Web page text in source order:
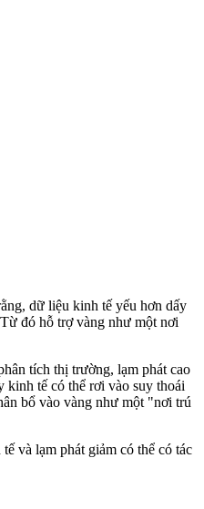
dữ liệu kinh tế yếu hơn dấy
đó hỗ trợ vàng như một nơi
tích thị trường, lạm phát cao
kinh tế có thể rơi vào suy thoái
bổ vào vàng như một "nơi trú
và lạm phát giảm có thể có tác